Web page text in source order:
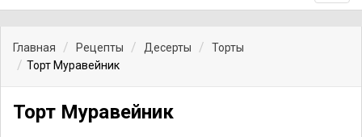
Главная Рецепты Десерты
Торты
Торт Муравейник
Торт Муравейник